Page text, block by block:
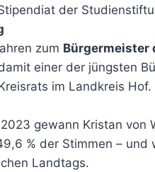
der
zum Bürgermeister
einer der jüngsten
im Landkreis Hof.
gewann Kristan von
% der Stimmen –
Landtags.